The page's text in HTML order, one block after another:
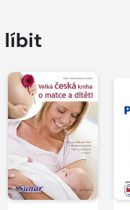
líbit